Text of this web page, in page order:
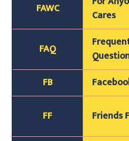
FAWC
Cares
FAQ
FB
FF Friends